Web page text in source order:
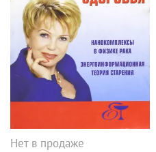
Нет в продаже